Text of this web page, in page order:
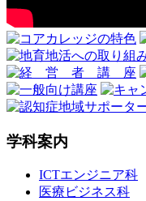
学科案内
ICTエンジニア科
医療ビジネス科